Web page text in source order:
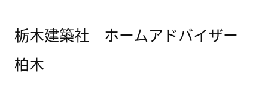
栃木建築社 ホームアドバイザー
柏木